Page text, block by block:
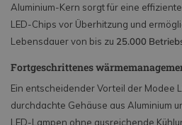
Aluminium-Kern sorgt für eine
LED-Chips vor Überhitzung und
Lebensdauer von bis zu 25.000
Fortgeschrittenes
Ein entscheidender Vorteil der Modee
durchdachte Gehäuse aus Aluminium
LED-Lampen ohne ausreichende